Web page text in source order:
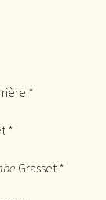
*
*
Grasset *